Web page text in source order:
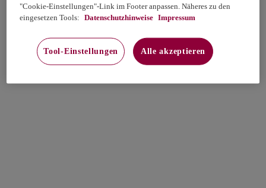
"Cookie-Einstellungen"-Link im Footer anpassen. Näheres zu den
eingesetzen Tools: Datenschutzhinweise Impressum
Tool-Einstellungen Alle akzeptieren